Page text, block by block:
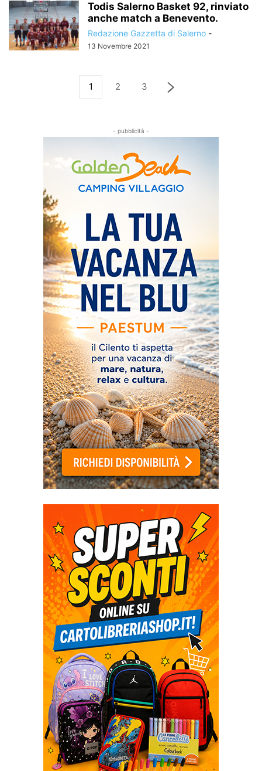
Todis Salerno Basket 92, rinviato
anche match a Benevento.
Redazione Gazzetta di Salerno -
13 Novembre 2021
1 2 3
- pubblicità -